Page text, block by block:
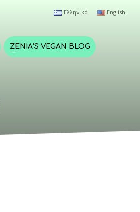
Ελληνικά English
ZENIA’S VEGAN BLOG